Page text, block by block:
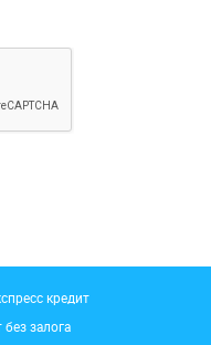
кредит
без залога